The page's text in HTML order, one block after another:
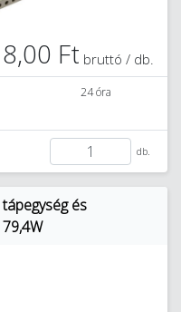
Ft bruttó / db.
24 óra
db.
és